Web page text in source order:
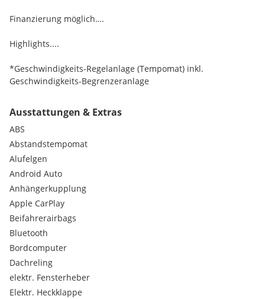
Finanzierung möglich….
Highlights....
*Geschwindigkeits-Regelanlage (Tempomat) inkl.
Geschwindigkeits-Begrenzeranlage
*Induktionsladeschale für Smartphone
*Fahrassistenz-System: Müdigkeitserkennungs-Sensor mit
Warneinrichtung
*LM-Felgen 20 Zoll (neuwertig)
*Focal Soundsystem
*Sitz-Paket: Sitze, Außenspiegel elektr. verstellbar
*Ausstattungs-Paket: DS Inspiration Rivoli
*Modularitäts-Paket
*Advanced Safety-Paket E-Tense
Ausstattungen & Extras
ABS
Abstandstempomat
Alufelgen
Android Auto
Anhängerkupplung
Apple CarPlay
Beifahrerairbags
Bluetooth
Bordcomputer
Dachreling
elektr. Fensterheber
Elektr. Heckklappe